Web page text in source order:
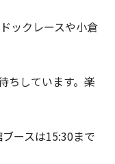
ックレースや小倉
ちしています。楽
ースは15:30まで